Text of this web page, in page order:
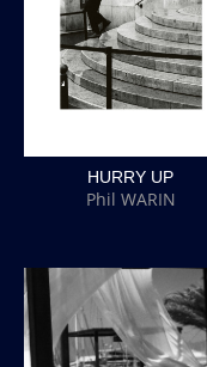
HURRY UP
Phil WARIN